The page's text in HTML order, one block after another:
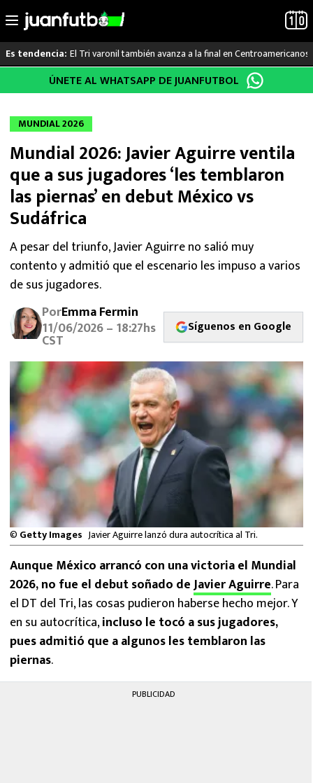
al
Es tendencia: El Tri varonil también avanza a la final en Centroamericanos
LO ÚLTIMO
LIGA MX
RAYADOS
PUMAS
ATLANTE
SELECCIÓN MEXICANA
FUTBOL INTERNACIONAL
MEXICANOS EN EL EXTRANJERO
FUTBOL ESTUFA
FÓRMULA 1
BOXEO
LIGA MX
NFL
ÚNETE AL WHATSAPP DE JUANFUTBOL
MUNDIAL 2026
Mundial 2026: Javier Aguirre ventila
que a sus jugadores ‘les temblaron
las piernas’ en debut México vs
Sudáfrica
A pesar del triunfo, Javier Aguirre no salió muy
contento y admitió que el escenario les impuso a varios
de sus jugadores.
PorEmma Fermin
11/06/2026 – 18:27hs
CST
Síguenos en Google
© Getty Images Javier Aguirre lanzó dura autocrítica al Tri.
Aunque México arrancó con una victoria el Mundial
2026, no fue el debut soñado deJavier Aguirre. Para
el DT del Tri, las cosas pudieron haberse hecho mejor. Y
en su autocrítica,incluso le tocó a sus jugadores,
pues admitió que a algunos les temblaron las
piernas.
PUBLICIDAD